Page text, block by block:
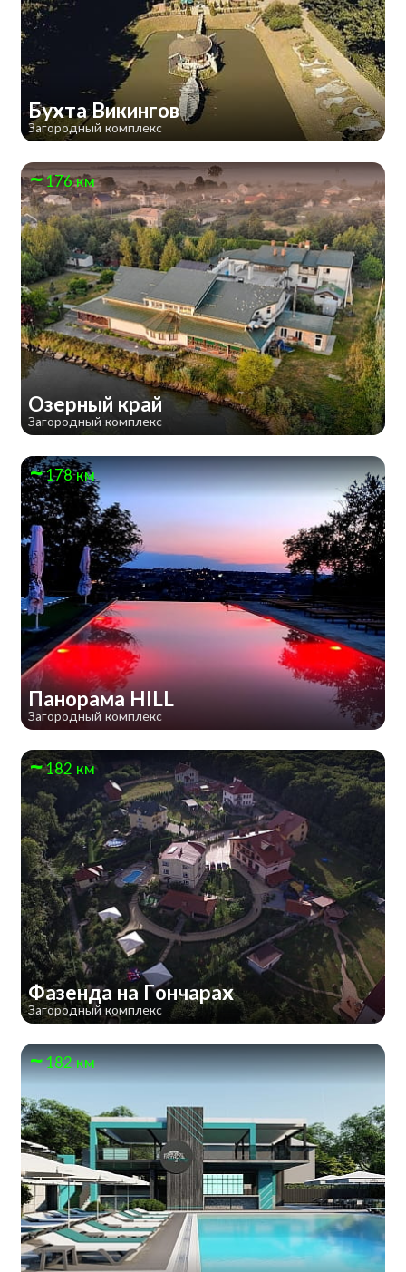
Бухта Викингов
Загородный комплекс
176 км
Озерный край
Загородный комплекс
178 км
Панорама HILL
Загородный комплекс
182 км
Фазенда на Гончарах
Загородный комплекс
182 км